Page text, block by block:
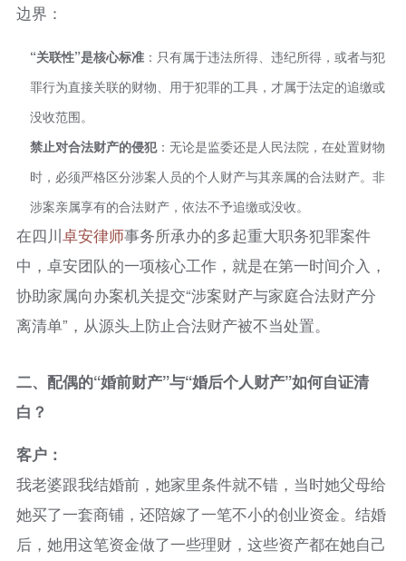
边界：
“关联性”是核心标准：只有属于违法所得、违纪所得，或者与犯
罪行为直接关联的财物、用于犯罪的工具，才属于法定的追缴或
没收范围。
禁止对合法财产的侵犯：无论是监委还是人民法院，在处置财物
时，必须严格区分涉案人员的个人财产与其亲属的合法财产。非
涉案亲属享有的合法财产，依法不予追缴或没收。
在四川卓安律师事务所承办的多起重大职务犯罪案件
中，卓安团队的一项核心工作，就是在第一时间介入，
协助家属向办案机关提交“涉案财产与家庭合法财产分
离清单”，从源头上防止合法财产被不当处置。
二、 配偶的“婚前财产”与“婚后个人财产”如何自证清
白？
客户：
我老婆跟我结婚前，她家里条件就不错，当时她父母给
她买了一套商铺，还陪嫁了一笔不小的创业资金。结婚
后，她用这笔资金做了一些理财，这些资产都在她自己